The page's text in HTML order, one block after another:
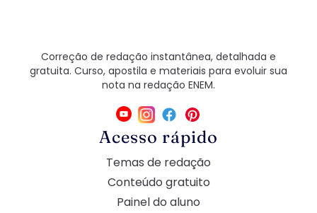
Correção de redação instantânea, detalhada e
gratuita. Curso, apostila e materiais para evoluir sua
nota na redação ENEM.
Acesso rápido
Temas de redação
Conteúdo gratuito
Painel do aluno